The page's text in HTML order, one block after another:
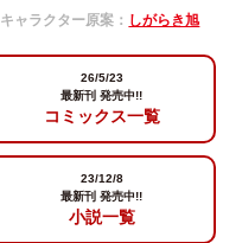
キャラクター原案： しがらき旭
26/5/23
最新刊 発売中!!
コミックス一覧
23/12/8
最新刊 発売中!!
小説一覧